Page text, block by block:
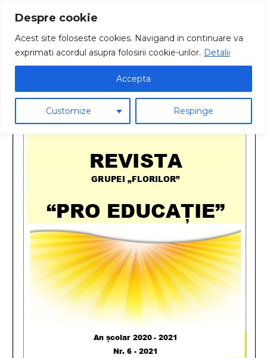
Despre cookie
Acest site foloseste cookies. Navigand in continuare va
exprimati acordul asupra folosirii cookie-urilor. Detalii
Customize Respinge
Accepta
2021 Revista Grupei Florilor Prof.Mereu Nicoleta